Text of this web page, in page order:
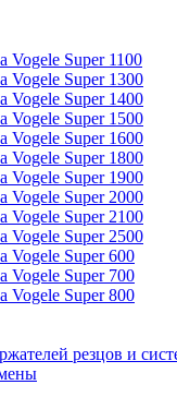
Vogele Super 1100
Vogele Super 1300
Vogele Super 1400
Vogele Super 1500
Vogele Super 1600
Vogele Super 1800
Vogele Super 1900
Vogele Super 2000
Vogele Super 2100
Vogele Super 2500
Vogele Super 600
Vogele Super 700
Vogele Super 800
резцов и